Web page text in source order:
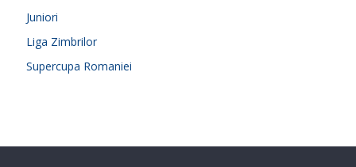
Juniori
Liga Zimbrilor
Supercupa Romaniei